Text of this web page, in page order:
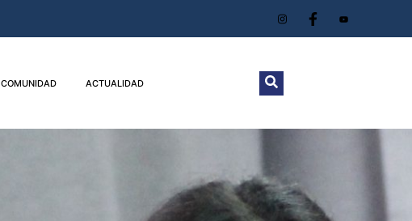
COMUNIDAD ACTUALIDAD